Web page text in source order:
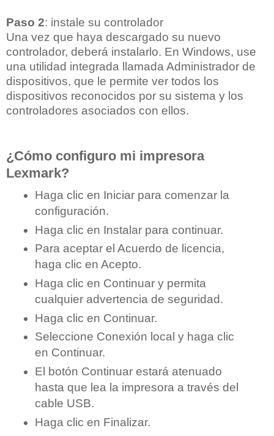
Paso 2: instale su controlador
Una vez que haya descargado su nuevo
controlador, deberá instalarlo. En Windows, use
una utilidad integrada llamada Administrador de
dispositivos, que le permite ver todos los
dispositivos reconocidos por su sistema y los
controladores asociados con ellos.
¿Cómo configuro mi impresora
Lexmark?
Haga clic en Iniciar para comenzar la
configuración.
Haga clic en Instalar para continuar.
Para aceptar el Acuerdo de licencia,
haga clic en Acepto.
Haga clic en Continuar y permita
cualquier advertencia de seguridad.
Haga clic en Continuar.
Seleccione Conexión local y haga clic
en Continuar.
El botón Continuar estará atenuado
hasta que lea la impresora a través del
cable USB.
Haga clic en Finalizar.